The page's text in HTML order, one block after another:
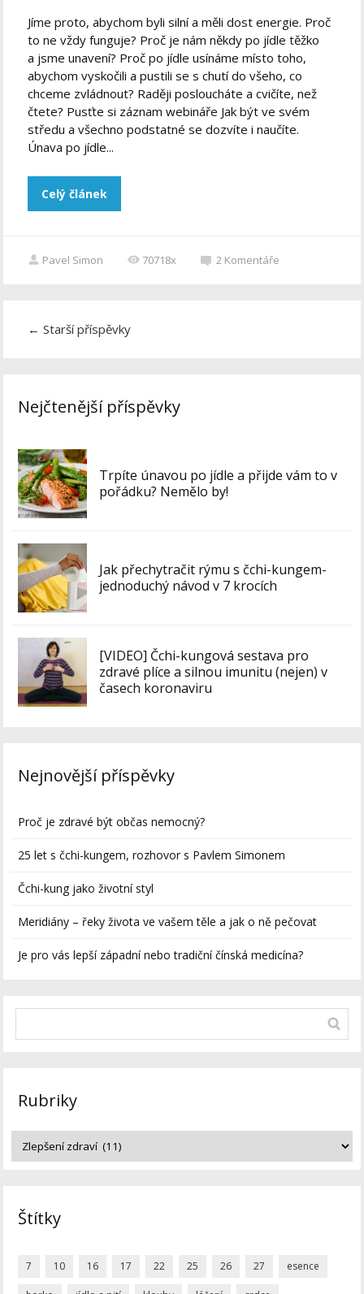
Jíme proto, abychom byli silní a měli dost energie. Proč
to ne vždy funguje? Proč je nám někdy po jídle těžko
a jsme unavení? Proč po jídle usínáme místo toho,
abychom vyskočili a pustili se s chutí do všeho, co
chceme zvládnout? Raději posloucháte a cvičíte, než
čtete? Pusťte si záznam webináře Jak být ve svém
středu a všechno podstatné se dozvíte i naučíte.
Únava po jídle...
Celý článek
Pavel Simon 70718x 2 Komentáře
← Starší příspěvky
Nejčtenější příspěvky
Trpíte únavou po jídle a přijde vám to v
pořádku? Nemělo by!
Jak přechytračit rýmu s čchi-kungem-
jednoduchý návod v 7 krocích
[VIDEO] Čchi-kungová sestava pro
zdravé plíce a silnou imunitu (nejen) v
časech koronaviru
Nejnovější příspěvky
Proč je zdravé být občas nemocný?
25 let s čchi-kungem, rozhovor s Pavlem Simonem
Čchi-kung jako životní styl
Meridiány – řeky života ve vašem těle a jak o ně pečovat
Je pro vás lepší západní nebo tradiční čínská medicína?
Rubriky
Štítky
7 10 16 17 22 25 26 27 esence